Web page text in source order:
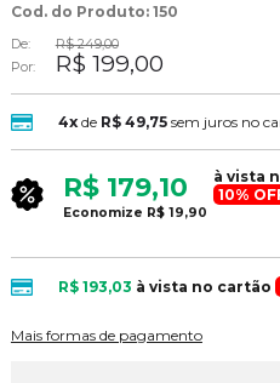
Cod. do Produto: 150
De:
R$ 249,00
Por:
R$ 199,00
4xde R$ 49,75 sem juros no
R$ 179,10
à vista
10%
Economize R$ 19,90
R$ 193,03 à vista no cartão
Mais formas de pagamento